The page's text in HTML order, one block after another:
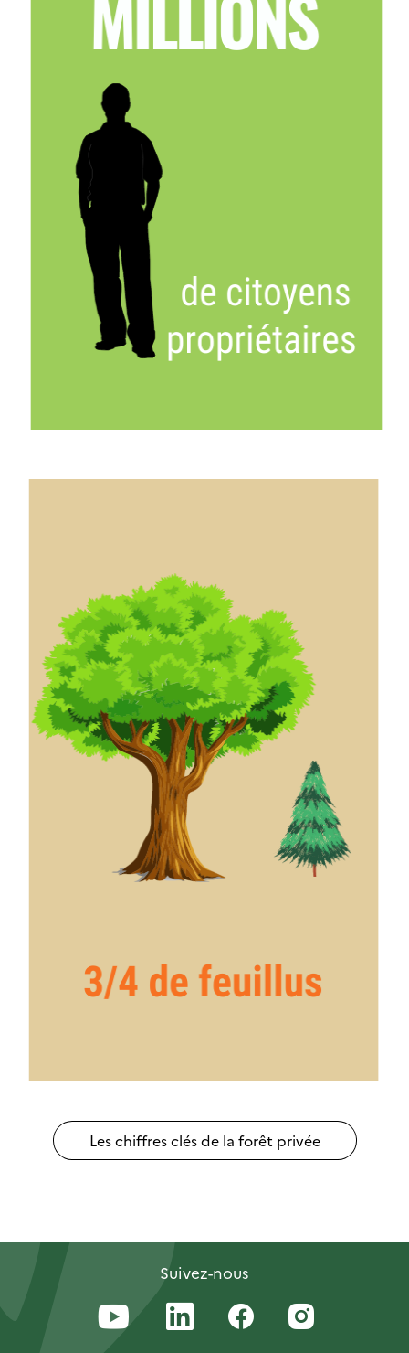
Les chiffres clés de la forêt privée
Suivez-nous